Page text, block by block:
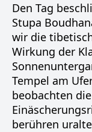
Den Tag
Stupa
wir die
Wirkung der
Tempel am
beobachten
berühren